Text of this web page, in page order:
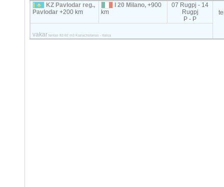
KZ Pavlodar reg.,
Pavlodar+200 km
I 20 Milano,+900
km
07 Rugpj - 14
Rugpj
P - P
vakar tentas 82-92 m3 Kazachstanas - Italija